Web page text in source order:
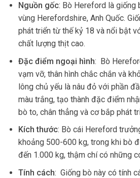
Nguồn gốc: Bò Hereford là giống
vùng Herefordshire, Anh Quốc.
phát triển từ thế kỷ 18 và nổi bật
chất lượng thịt cao.
Đặc điểm ngoại hình: Bò
vạm vỡ, thân hình chắc chắn và
lông chủ yếu là nâu đỏ với phần
màu trắng, tạo thành đặc điểm
bò to, chân thẳng và cơ bắp phát
Kích thước: Bò cái Hereford
khoảng 500-600 kg, trong khi bò
đến 1.000 kg, thậm chí có những
Tính cách: Giống bò này có tính